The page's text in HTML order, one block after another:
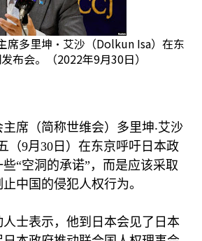
席多里坤‧艾沙（Dolkun Isa）在东
布会。（2022年9月30日）
席（简称世维会）多里坤‧艾沙
（9月 30 日）在东京呼吁日本政
“空洞的承诺”，而是应该采取
中国的侵犯人权行为。
士表示，他到日本会见了日本